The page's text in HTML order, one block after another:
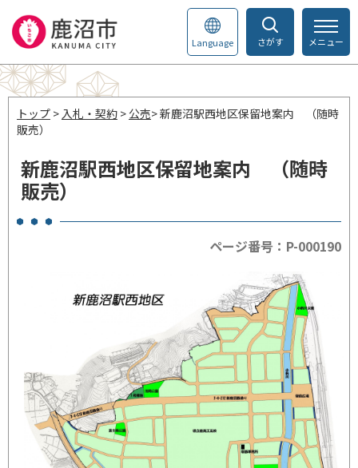
さがす
Language メニュー
トップ >入札・契約 > 公売> 新鹿沼駅西地区保留地案内 （随時
販売）
新鹿沼駅西地区保留地案内 （随時
販売）
ページ番号：P-000190